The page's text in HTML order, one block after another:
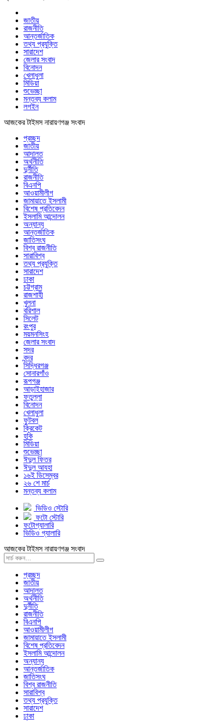
জাতীয়
রাজনীতি
আন্তর্জাতিক
তথ্য প্রযুক্তি
সারাদেশ
জেলার সংবাদ
বিনোদন
খেলাধুলা
মিডিয়া
শুভেচ্ছা
মন্তব্য কলাম
লগইন
আজকের টাইমস নারায়ণগঞ্জ সংবাদ
প্রচ্ছদ
জাতীয়
আদালত
অর্থনীতি
দুর্নীতি
রাজনীতি
বিএনপি
আওয়ামীলীগ
জামায়াতে ইসলামী
বিশেষ প্রতিবেদন
ইসলামি আন্দোলন
অন্যান্য
আন্তর্জাতিক
জাতিসংঘ
বিশ্ব রাজনীতি
সারাবিশ্ব
তথ্য প্রযুক্তি
সারাদেশ
ঢাকা
চট্টগ্রাম
রাজশাহী
খুলনা
বরিশাল
সিলেট
রংপুর
ময়মনসিংহ
জেলার সংবাদ
সদর
বন্দর
সিদ্ধিরগঞ্জ
সোনারগাঁও
রূপগঞ্জ
আড়াইহাজার
ফতুল্লা
বিনোদন
খেলাধুলা
ফুটবল
ক্রিকেট
হকি
মিডিয়া
শুভেচ্ছা
ঈদুল ফিতর
ঈদুল আযহা
১৬ই ডিসেম্বর
২৬ শে মার্চ
মন্তব্য কলাম
ভিডিও স্টোরি
ফটো স্টোরি
ফটোগ্যালারি
ভিডিও গ্যালারি
আজকের টাইমস নারায়ণগঞ্জ সংবাদ
প্রচ্ছদ
জাতীয়
আদালত
অর্থনীতি
দুর্নীতি
রাজনীতি
বিএনপি
আওয়ামীলীগ
জামায়াতে ইসলামী
বিশেষ প্রতিবেদন
ইসলামি আন্দোলন
অন্যান্য
আন্তর্জাতিক
জাতিসংঘ
বিশ্ব রাজনীতি
সারাবিশ্ব
তথ্য প্রযুক্তি
সারাদেশ
ঢাকা